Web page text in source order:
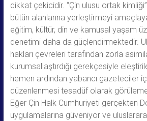
dikkat çekicidir. “Çin ulusu ortak kimliği”
bütün alanlarına yerleştirmeyi
eğitim, kültür, din ve kamusal yaşam
denetimi daha da güçlendirmektedir.
hakları çevreleri tarafından zorla
kurumsallaştırdığı gerekçesiyle
hemen ardından yabancı gazeteciler
düzenlenmesi tesadüf olarak
Eğer Çin Halk Cumhuriyeti gerçekten
uygulamalarına güveniyor ve